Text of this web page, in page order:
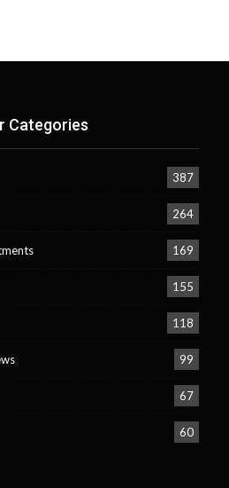
Categories
387
264
169
155
118
99
67
60